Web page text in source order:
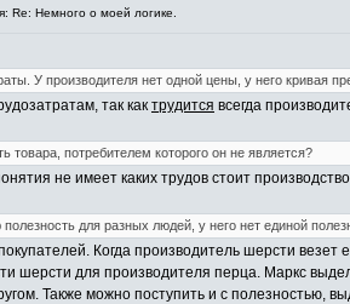
Re: Немного о моей логике.
У производителя нет одной цены, у него кривая
так как трудится всегда
товара, потребителем которого он не является?
не имеет каких трудов стоит
для разных людей, у него нет единой
Когда производитель шерсти
шерсти для производителя перца. Маркс
Также можно поступить и с